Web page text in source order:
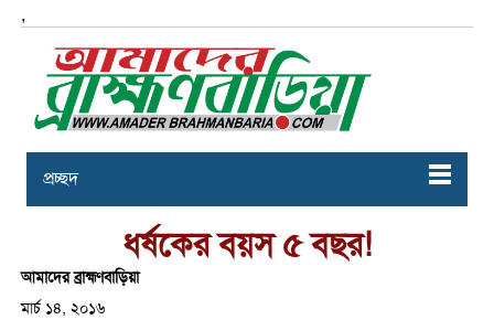
,
প্রচ্ছদ
ধর্ষকের বয়স ৫ বছর!
আমাদের ব্রাহ্মণবাড়িয়া
মার্চ ১৪, ২০১৬